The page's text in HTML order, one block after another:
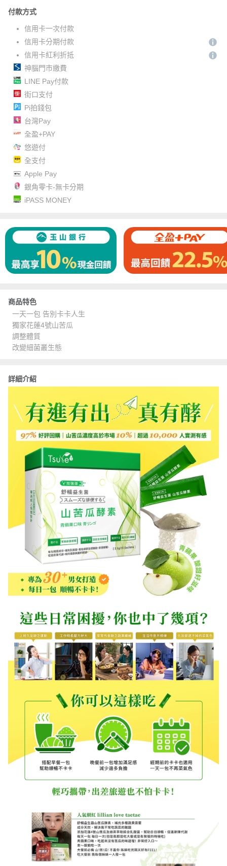
付款方式
信用卡一次付款
信用卡分期付款
信用卡紅利折抵
神腦門市繳費
LINE Pay付款
街口支付
Pi拍錢包
台灣Pay
全盈+PAY
悠遊付
全支付
Apple Pay
銀角零卡-無卡分期
iPASS MONEY
商品特色
一天一包 告別卡卡人生
獨家花蓮4號山苦瓜
調整體質
改變細菌叢生態
詳細介紹